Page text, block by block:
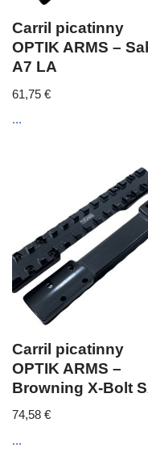
Carril picatinny
OPTIK ARMS –
A7 LA
61,75 €
...
Carril picatinny
OPTIK ARMS –
Browning X-Bolt
74,58 €
...